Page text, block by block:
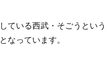
ている西武・そごうとい
なっています。